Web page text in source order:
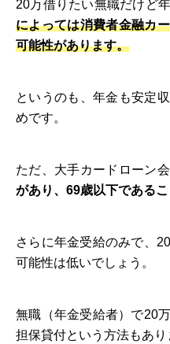
20万借りたい無職だけど
によっては消費者金融カ
可能性があります。
というのも、年金も安定
めです。
ただ、大手カードローン
があり、69歳以下である
さらに年金受給のみで、
可能性は低いでしょう。
無職（年金受給者）で20
担保貸付という方法もあり